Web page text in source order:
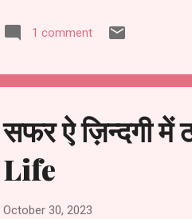
1 comment
सफर ऐ ज़िन्दगी
Life
October 30, 2023